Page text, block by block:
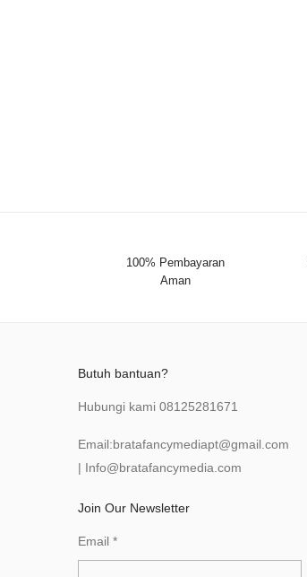
100% Pembayaran
Aman
Butuh bantuan?
Hubungi kami 08125281671
Email:bratafancymediapt@gmail.com
| Info@bratafancymedia .com
Join Our Newsletter
Email *